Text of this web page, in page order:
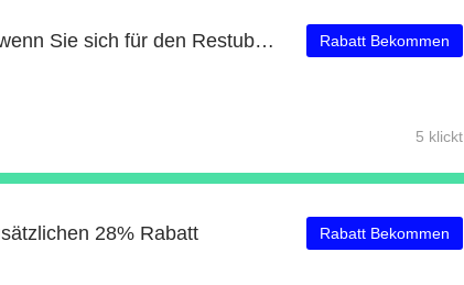
Exklusive Angebote, wenn Sie sich für den Restube-Newsletter anmelden Rabatt Bekommen
5 klickt
28% Rabatt Rabatt Bekommen